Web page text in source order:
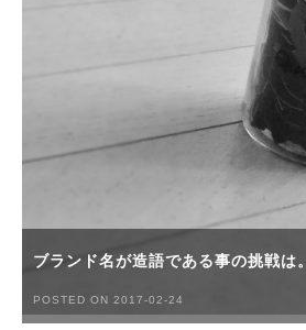
ブランド名が造語である事の挑戦は。
POSTED ON 2017-02-24